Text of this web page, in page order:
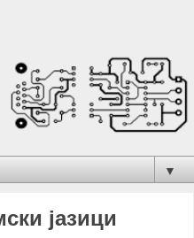
▼
јазици